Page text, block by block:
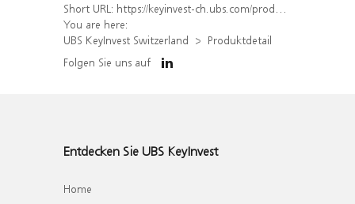
Short URL: https://keyinvest-ch.ubs.com/produkt/detail/index/isin/CH1567422295
You are here:
UBS KeyInvest Switzerland
Produktdetail
Folgen Sie uns auf
Entdecken Sie UBS KeyInvest
Home